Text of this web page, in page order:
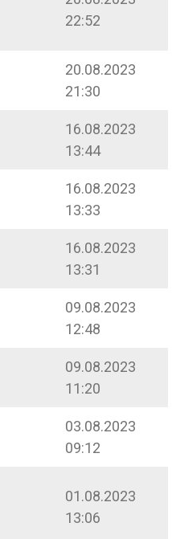
22:52
20.08.2023
21:30
16.08.2023
13:44
16.08.2023
13:33
16.08.2023
13:31
09.08.2023
12:48
09.08.2023
11:20
03.08.2023
09:12
01.08.2023
13:06